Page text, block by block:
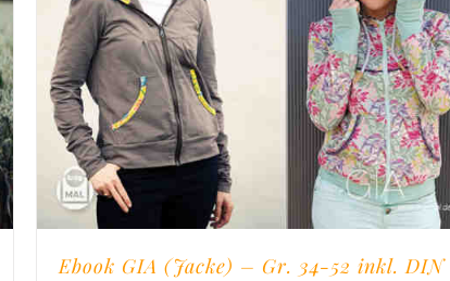
Ebook GIA (Jacke) – Gr. 34-52 inkl. DIN